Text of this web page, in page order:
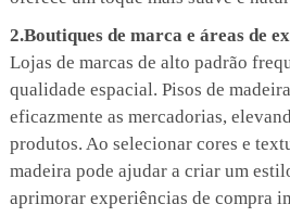
2.Boutiques de marca e áreas de
Lojas de marcas de alto padrão
qualidade espacial. Pisos de
eficazmente as mercadorias,
produtos. Ao selecionar cores e
madeira pode ajudar a criar um
aprimorar experiências de compra